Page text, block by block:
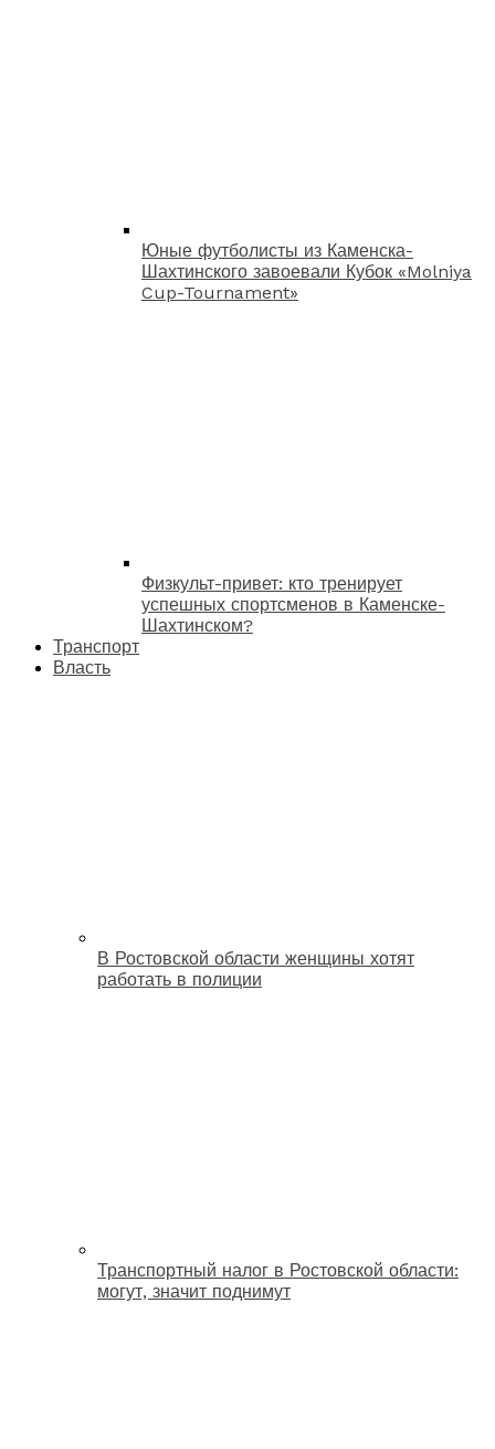
Юные футболисты из Каменска-
Шахтинского завоевали Кубок «Molniya
Cup-Tournament»
Физкульт-привет: кто тренирует
успешных спортсменов в Каменске-
Шахтинском?
Транспорт
Власть
В Ростовской области женщины хотят
работать в полиции
Транспортный налог в Ростовской области:
могут, значит поднимут